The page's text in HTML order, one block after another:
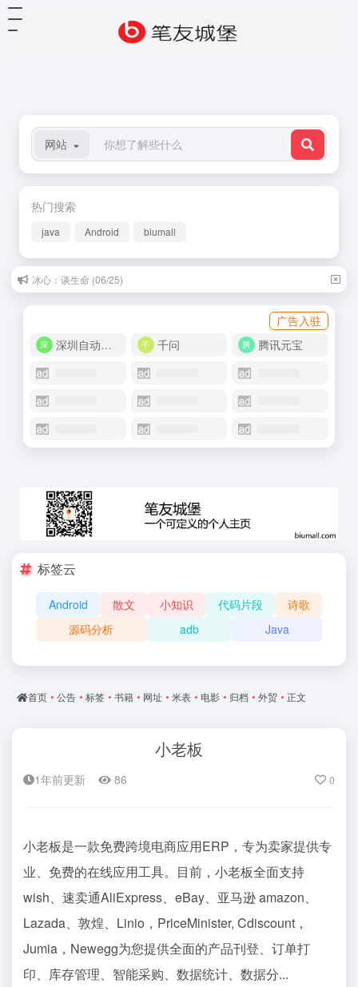
网站
热门搜索
java Android biumall
冰心：谈生命 (06/25)
广告入驻
深圳自动化商城
千问 腾讯元宝
标签云
Android 散文 小知识 代码片段
诗歌
源码分析
adb Java
首页 • 公告 • 标签 • 书籍 • 网址 • 米表 • 电影 • 归档 • 外贸 • 正文
小老板
1年前更新 86 0
小老板是一款免费跨境电商应用ERP，专为卖家提供专
业、免费的在线应用工具。目前，小老板全面支持
wish、速卖通AliExpress、eBay、亚马逊 amazon、
Lazada、敦煌、Linio，PriceMinister, Cdiscount，
Jumia，Newegg为您提供全面的产品刊登、订单打
印、库存管理、智能采购、数据统计、数据分...